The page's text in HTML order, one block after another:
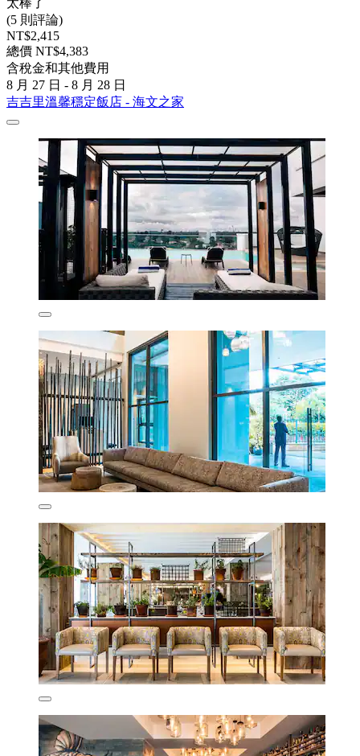
太棒了
(5 則評論)
NT$2,415
總價 NT$4,383
含稅金和其他費用
8 月 27 日 - 8 月 28 日
吉吉里溫馨穩定飯店 - 海文之家